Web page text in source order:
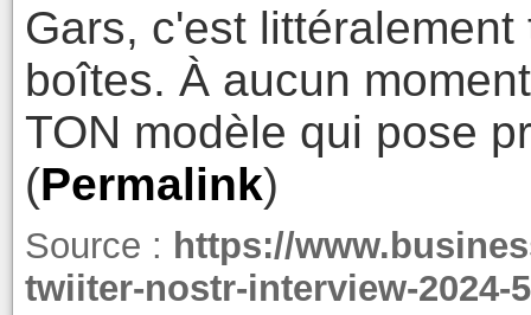
Gars, c'est
boîtes. À aucun
TON modèle qui pose
(Permalink)
Source : https://
twiiter-nostr-interview-2024-5